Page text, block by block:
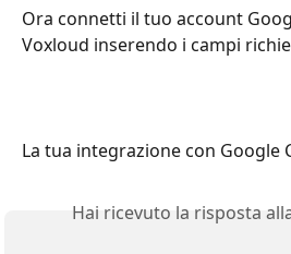
Ora connetti il tuo account
Voxloud inserendo i campi
La tua integrazione con Google
Hai ricevuto la risposta